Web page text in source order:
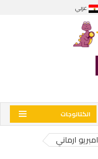
عربي
الكتالوجات
امبريو ارماني